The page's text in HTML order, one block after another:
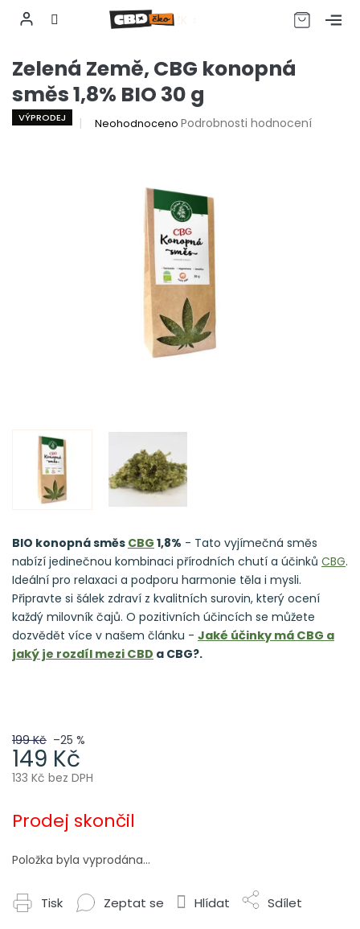
na
CZK
Zelená Země, CBG konopná
směs 1,8% BIO 30 g
VÝPRODEJ
Průměrné
hvězdiček.
Neohodnoceno Podrobnosti hodnocení
199 Kč –25 %
149 Kč
133 Kč bez DPH
cena:
Prodej skončil
Položka byla vyprodána…
BIO konopná směs CBG 1,8% - Tato vyjímečná směs
nabízí jedinečnou kombinaci přírodních chutí a účinků CBG.
Ideální pro relaxaci a podporu harmonie těla i mysli.
Připravte si šálek zdraví z kvalitních surovin, který ocení
každý milovník čajů. O pozitivních účincích se můžete
dozvědět více v našem článku - Jaké účinky má CBG a
jaký je rozdíl mezi CBD a CBG?.
Tisk Zeptat se Hlídat Sdílet